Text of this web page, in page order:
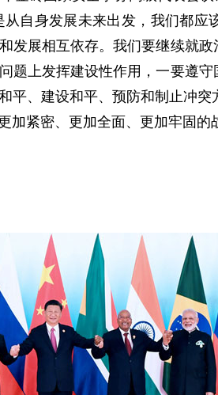
自身发展未来出发，我们都应
展相互依存。我们要继续就政
题上发挥建设性作用，一要遵
平、建设和平、预防和制止冲
紧密、更加全面、更加牢固的